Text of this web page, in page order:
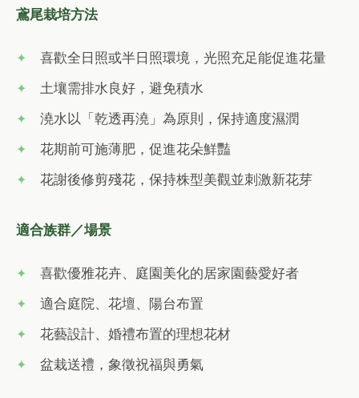
鳶尾栽培方法
喜歡全日照或半日照環境，光照充足能促進花量
土壤需排水良好，避免積水
澆水以「乾透再澆」為原則，保持適度濕潤
花期前可施薄肥，促進花朵鮮豔
花謝後修剪殘花，保持株型美觀並刺激新花芽
適合族群／場景
喜歡優雅花卉、庭園美化的居家園藝愛好者
適合庭院、花壇、陽台布置
花藝設計、婚禮布置的理想花材
盆栽送禮，象徵祝福與勇氣